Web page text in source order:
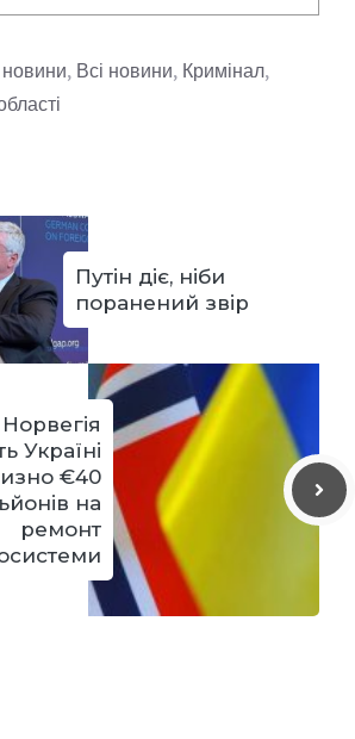
, Всі новини, Кримінал,
Путін діє, ніби
поранений звір
Норвегія
Україні
€40
на
ремонт